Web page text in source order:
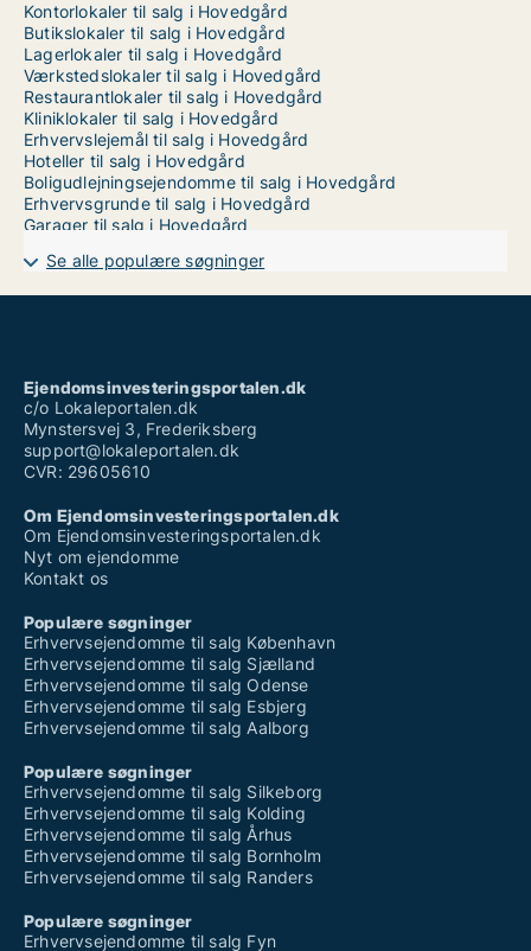
Kontorlokaler til salg i Hovedgård
Butikslokaler til salg i Hovedgård
Lagerlokaler til salg i Hovedgård
Værkstedslokaler til salg i Hovedgård
Restaurantlokaler til salg i Hovedgård
Kliniklokaler til salg i Hovedgård
Erhvervslejemål til salg i Hovedgård
Hoteller til salg i Hovedgård
Boligudlejningsejendomme til salg i Hovedgård
Erhvervsgrunde til salg i Hovedgård
Garager til salg i Hovedgård
Se alle populære søgninger
Ejendomsinvesteringsportalen.dk
c/o Lokaleportalen.dk
Mynstersvej 3, Frederiksberg
support@lokaleportalen.dk
CVR: 29605610
Om Ejendomsinvesteringsportalen.dk
Om Ejendomsinvesteringsportalen.dk
Nyt om ejendomme
Kontakt os
Populære søgninger
Erhvervsejendomme til salg København
Erhvervsejendomme til salg Sjælland
Erhvervsejendomme til salg Odense
Erhvervsejendomme til salg Esbjerg
Erhvervsejendomme til salg Aalborg
Populære søgninger
Erhvervsejendomme til salg Silkeborg
Erhvervsejendomme til salg Kolding
Erhvervsejendomme til salg Århus
Erhvervsejendomme til salg Bornholm
Erhvervsejendomme til salg Randers
Populære søgninger
Erhvervsejendomme til salg Fyn